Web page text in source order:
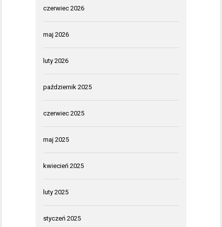
czerwiec 2026
maj 2026
luty 2026
październik 2025
czerwiec 2025
maj 2025
kwiecień 2025
luty 2025
styczeń 2025